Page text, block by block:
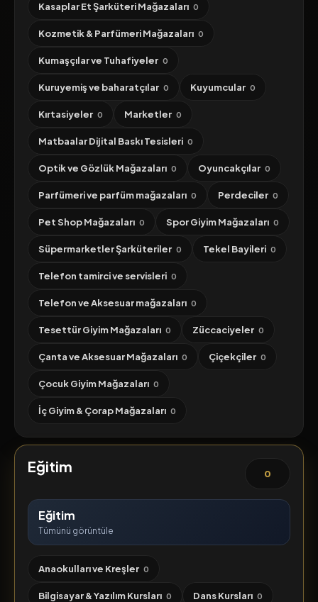
Kasaplar Et Şarküteri Mağazaları 0
Kozmetik & Parfümeri Mağazaları 0
Kumaşçılar ve Tuhafiyeler 0
Kuruyemiş ve baharatçılar 0 Kuyumcular 0
Kırtasiyeler 0 Marketler 0
Matbaalar Dijital Baskı Tesisleri 0
Optik ve Gözlük Mağazaları 0 Oyuncakçılar 0
Parfümeri ve parfüm mağazaları 0 Perdeciler 0
Pet Shop Mağazaları 0 Spor Giyim Mağazaları 0
Süpermarketler Şarküteriler 0 Tekel Bayileri 0
Telefon tamirci ve servisleri 0
Telefon ve Aksesuar mağazaları 0
Tesettür Giyim Mağazaları 0 Züccaciyeler 0
Çanta ve Aksesuar Mağazaları 0 Çiçekçiler 0
Çocuk Giyim Mağazaları 0
İç Giyim & Çorap Mağazaları 0
Eğitim 0
Eğitim
Tümünü görüntüle
Anaokulları ve Kreşler 0
Bilgisayar & Yazılım Kursları 0 Dans Kursları 0